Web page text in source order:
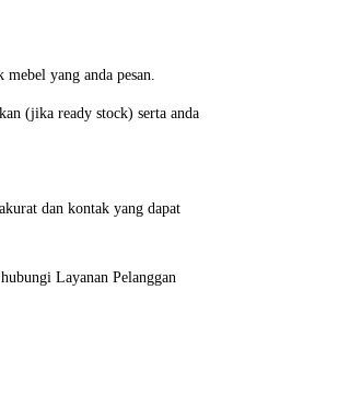
yang anda pesan.
(jika ready stock) serta anda
dan kontak yang dapat
Layanan Pelanggan